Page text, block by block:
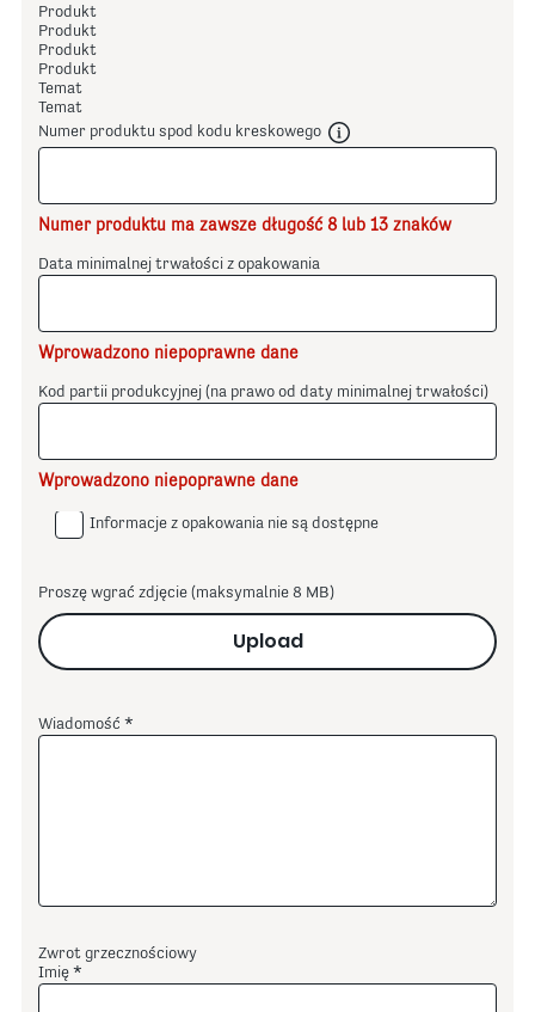
Produkt
Produkt
Produkt
Produkt
Temat
Temat
Numer produktu spod kodu kreskowego
Numer produktu ma zawsze długość 8 lub 13 znaków
Data minimalnej trwałości z opakowania
Wprowadzono niepoprawne dane
Kod partii produkcyjnej (na prawo od daty minimalnej trwałości)
Wprowadzono niepoprawne dane
Informacje z opakowania nie są dostępne
Proszę wgrać zdjęcie (maksymalnie 8 MB)
Upload
Wiadomość
Zwrot grzecznościowy
Imię